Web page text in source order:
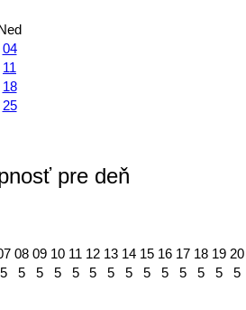
04
11
18
25
pre deň
08 09 10 11 12 13 14 15 16 17 18 19 20
5 5 5 5 5 5 5 5 5 5 5 5 5 5